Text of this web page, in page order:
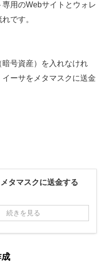
用のWebサイトとウォレ
です。
号資産）を入れなけれ
ーサをメタマスクに送金
タマスクに送金する
続きを見る